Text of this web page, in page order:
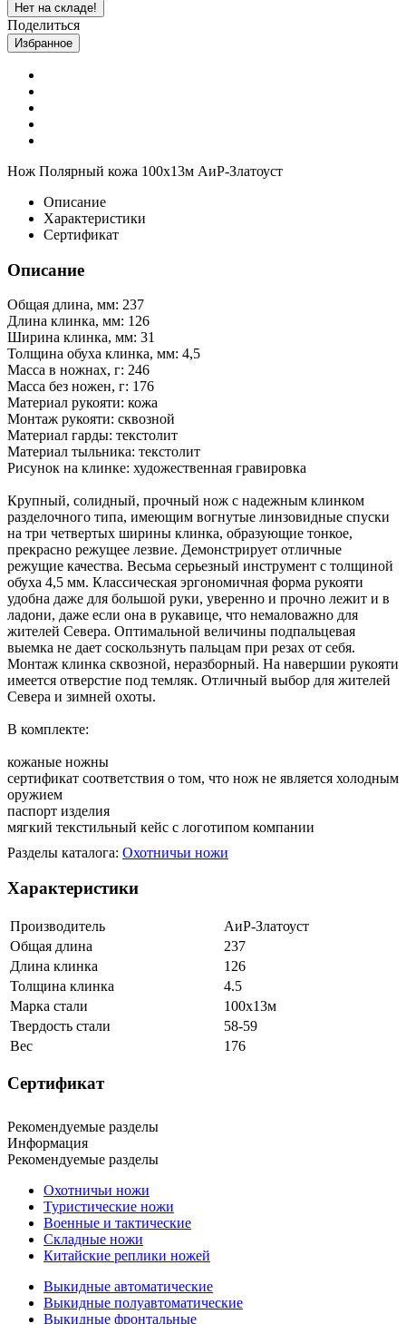
Нет на складе!
Поделиться
Избранное
Нож Полярный кожа 100х13м АиР-Златоуст
Описание
Характеристики
Сертификат
Описание
Общая длина, мм: 237
Длина клинка, мм: 126
Ширина клинка, мм: 31
Толщина обуха клинка, мм: 4,5
Масса в ножнах, г: 246
Масса без ножен, г: 176
Материал рукояти: кожа
Монтаж рукояти: сквозной
Материал гарды: текстолит
Материал тыльника: текстолит
Рисунок на клинке: художественная гравировка
Крупный, солидный, прочный нож с надежным клинком
разделочного типа, имеющим вогнутые линзовидные спуски
на три четвертых ширины клинка, образующие тонкое,
прекрасно режущее лезвие. Демонстрирует отличные
режущие качества. Весьма серьезный инструмент с толщиной
обуха 4,5 мм. Классическая эргономичная форма рукояти
удобна даже для большой руки, уверенно и прочно лежит и в
ладони, даже если она в рукавице, что немаловажно для
жителей Севера. Оптимальной величины подпальцевая
выемка не дает соскользнуть пальцам при резах от себя.
Монтаж клинка сквозной, неразборный. На навершии рукояти
имеется отверстие под темляк. Отличный выбор для жителей
Севера и зимней охоты.
В комплекте:
кожаные ножны
сертификат соответствия о том, что нож не является холодным
оружием
паспорт изделия
мягкий текстильный кейс с логотипом компании
Разделы каталога: Охотничьи ножи
Характеристики
Производитель
АиР-Златоуст
Общая длина
237
Длина клинка
126
Толщина клинка
4.5
Марка стали
100х13м
Твердость стали
58-59
Вес
176
Сертификат
Рекомендуемые разделы
Информация
Рекомендуемые разделы
Охотничьи ножи
Туристические ножи
Военные и тактические
Складные ножи
Китайские реплики ножей
Выкидные автоматические
Выкидные полуавтоматические
Выкидные фронтальные